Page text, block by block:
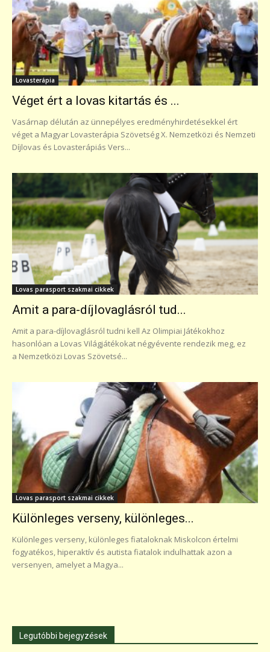
Lovasterápia
Véget ért a lovas kitartás és ...
Vasárnap délután az ünnepélyes eredményhirdetésekkel ért
véget a Magyar Lovasterápia Szövetség X. Nemzetközi és Nemzeti
Díjlovas és Lovasterápiás Vers...
Lovas parasport szakmai cikkek
Amit a para-díjlovaglásról tud...
Amit a para-díjlovaglásról tudni kell Az Olimpiai Játékokhoz
hasonlóan a Lovas Világjátékokat négyévente rendezik meg, ez
a Nemzetközi Lovas Szövetsé...
Lovas parasport szakmai cikkek
Különleges verseny, különleges...
Különleges verseny, különleges fiataloknak Miskolcon értelmi
fogyatékos, hiperaktív és autista fiatalok indulhattak azon a
versenyen, amelyet a Magya...
Legutóbbi bejegyzések